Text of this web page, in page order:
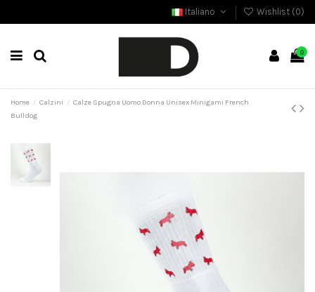
Italiano Wishlist (0)
0
Home Calzini
Calze Spugna Uomo Donna Unisex Minigami French
Bulldog